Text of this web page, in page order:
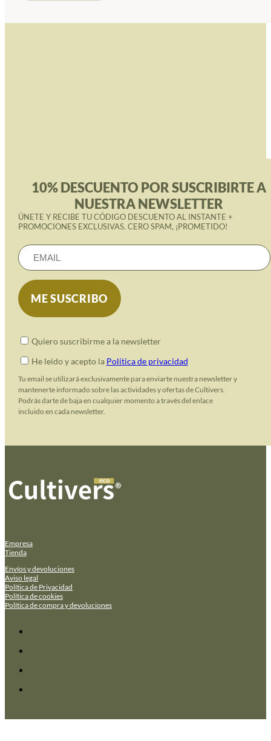
10% DESCUENTO POR SUSCRIBIRTE A
NUESTRA NEWSLETTER
ÚNETE Y RECIBE TU CÓDIGO DESCUENTO AL INSTANTE +
PROMOCIONES EXCLUSIVAS. CERO SPAM, ¡PROMETIDO!
Quiero suscribirme a la newsletter
He leido y acepto la Política de privacidad
Tu email se utilizará exclusivamente para enviarte nuestra newsletter y
mantenerte informado sobre las actividades y ofertas de Cultivers.
Podrás darte de baja en cualquier momento a través del enlace
incluido en cada newsletter.
Empresa
Tienda
Envíos y devoluciones
Aviso legal
Política de Privacidad
Política de cookies
Política de compra y devoluciones